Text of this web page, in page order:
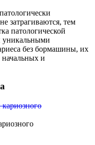
затрагиваются, тем
патологической
уникальными
без бормашины, их
начальных и